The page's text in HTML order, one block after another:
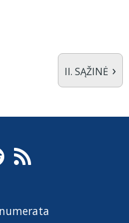
II. SĄŽINĖ ›